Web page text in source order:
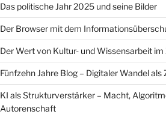
Das politische Jahr 2025 und seine Bilder
Der Browser mit dem
Der Wert von Kultur- und Wissensarbeit
Fünfzehn Jahre Blog – Digitaler Wandel
KI als Strukturverstärker – Macht,
Autorenschaft